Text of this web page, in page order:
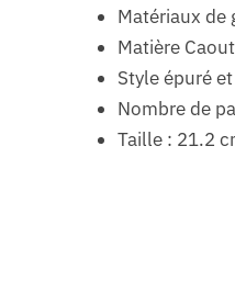
Matériaux de
Matière
Style épuré
Nombre de
Taille : 21.2